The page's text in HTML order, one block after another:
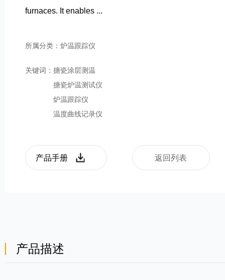
furnaces. It enables ...
所属分类：炉温跟踪仪
关键词： 搪瓷涂层测温
搪瓷炉温测试仪
炉温跟踪仪
温度曲线记录仪
产品手册 返回列表
产品描述